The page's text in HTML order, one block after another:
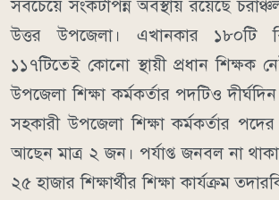
সবচেয়ে সংকটাপন্ন অবস্থায় রয়েছে
উত্তর উপজেলা। এখানকার ১৮০টি
১১৭টিতেই কোনো স্থায়ী প্রধান শিক্ষক
উপজেলা শিক্ষা কর্মকর্তার পদটিও
সহকারী উপজেলা শিক্ষা কর্মকর্তার
আছেন মাত্র ২ জন। পর্যাপ্ত জনবল না
২৫ হাজার শিক্ষার্থীর শিক্ষা কার্যক্রম